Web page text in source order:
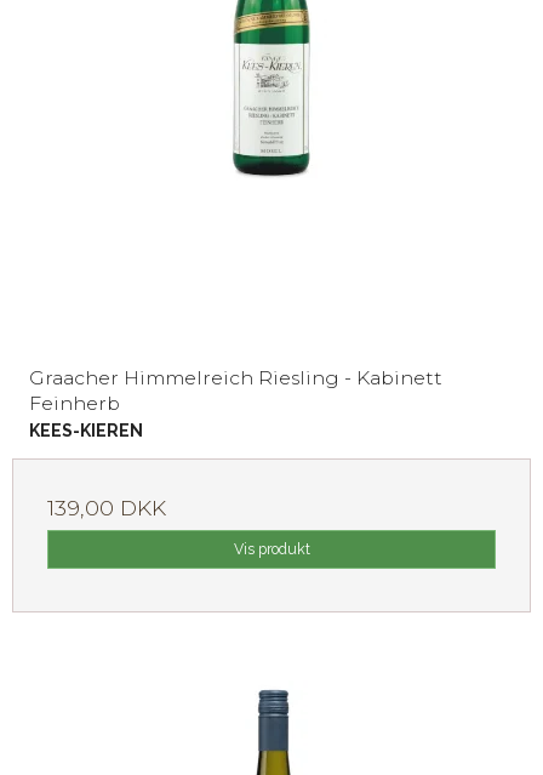
Graacher Himmelreich Riesling - Kabinett
Feinherb
KEES-KIEREN
139,00 DKK
Vis produkt